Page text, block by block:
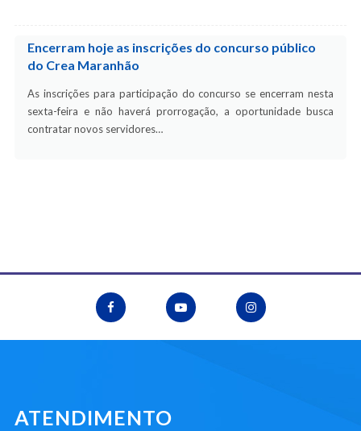
Encerram hoje as inscrições do concurso público
do Crea Maranhão
As inscrições para participação do concurso se encerram nesta
sexta-feira e não haverá prorrogação, a oportunidade busca
contratar novos servidores…
ATENDIMENTO